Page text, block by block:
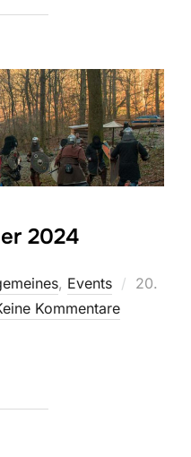
2024
, Events
20.
Kommentare